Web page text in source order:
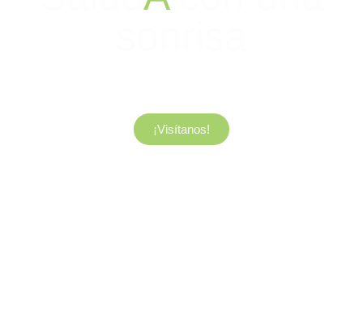
¡Visítanos!